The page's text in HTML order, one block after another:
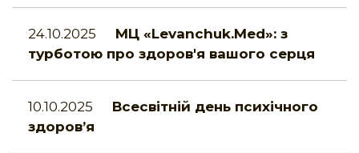
24.10.2025
МЦ «Levanchuk.Med»: з
турботою про здоров'я вашого серця
10.10.2025
Всесвітній день психічного
здоров’я